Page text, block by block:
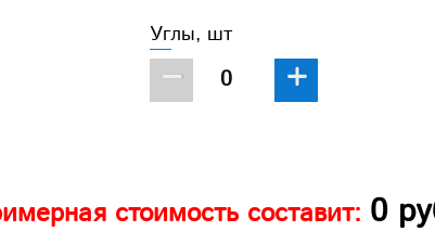
Углы, шт
− +
стоимость составит: 0